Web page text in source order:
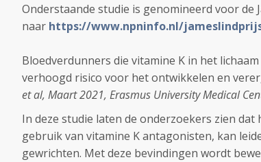
Onderstaande studie is genomineerd voor de
naar https://www.npninfo.nl/
Bloedverdunners die vitamine K in het
verhoogd risico voor het ontwikkelen en
et al, Maart 2021, Erasmus University Medical
In deze studie laten de onderzoekers zien
gebruik van vitamine K antagonisten, kan
gewrichten. Met deze bevindingen wordt